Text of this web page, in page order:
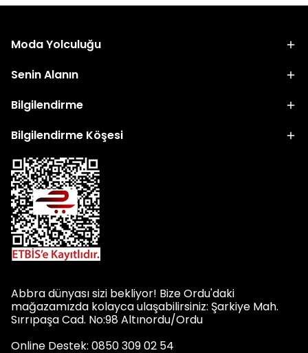
Moda Yolculuğu
Senin Alanın
Bilgilendirme
Bilgilendirme Köşesi
Abbra dünyası sizi bekliyor! Bize Ordu'daki
mağazamızda kolayca ulaşabilirsiniz: Şarkiye Mah.
Sırrıpaşa Cad. No:98 Altınordu/Ordu
Online Destek: 0850 309 02 54